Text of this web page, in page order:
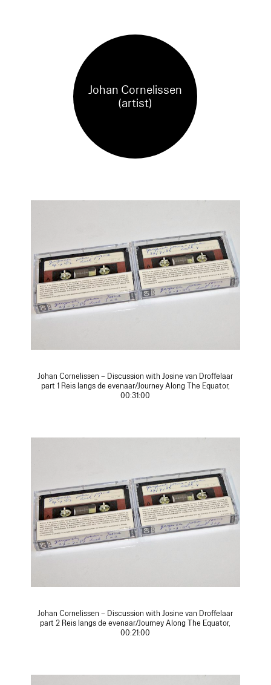
Johan Cornelissen
(artist)
Johan Cornelissen – Discussion with Josine van Droffelaar
part 1 Reis langs de evenaar/Journey Along The Equator,
00:31:00
Johan Cornelissen – Discussion with Josine van Droffelaar
part 2 Reis langs de evenaar/Journey Along The Equator,
00:21:00